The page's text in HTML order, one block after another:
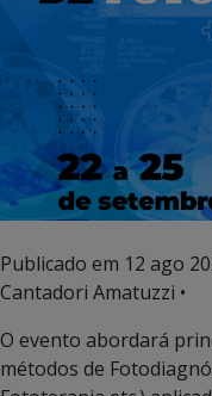
Publicado em 12 ago
Cantadori Amatuzzi •
O evento abordará
métodos de